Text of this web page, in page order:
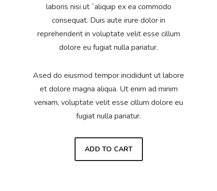
laboris nisi ut `aliquip ex ea commodo
consequat. Duis aute irure dolor in
reprehenderit in voluptate velit esse cillum
dolore eu fugiat nulla pariatur.
Ased do eiusmod tempor incididunt ut labore
et dolore magna aliqua. Ut enim ad minim
veniam, voluptate velit esse cillum dolore eu
fugiat nulla pariatur.
ADD TO CART